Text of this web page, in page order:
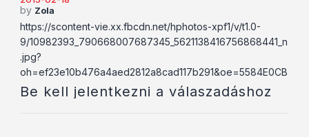
by Zola
https://scontent-vie.xx.fbcdn.net/hphotos-xpf1/v/t1.0-
9/10982393_790668007687345_5621138416756868441_n
.jpg?
oh=ef23e10b476a4aed2812a8cad117b291&oe=5584E0CB
Be kell jelentkezni a válaszadáshoz